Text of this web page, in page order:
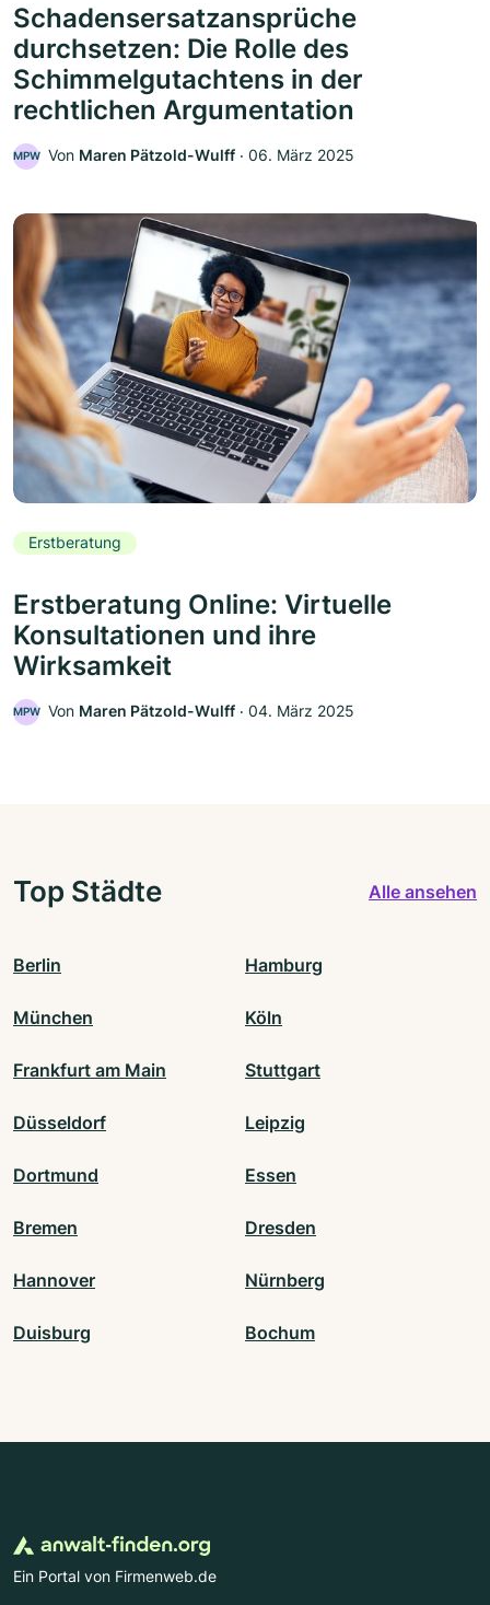
Schadensersatzansprüche
durchsetzen: Die Rolle des
Schimmelgutachtens in der
rechtlichen Argumentation
MPW Von Maren Pätzold-Wulff ‧ 06. März 2025
Erstberatung
Erstberatung Online: Virtuelle
Konsultationen und ihre
Wirksamkeit
MPW Von Maren Pätzold-Wulff ‧ 04. März 2025
Top Städte Alle ansehen
Berlin Hamburg
München Köln
Frankfurt am Main Stuttgart
Düsseldorf Leipzig
Dortmund Essen
Bremen Dresden
Hannover Nürnberg
Duisburg Bochum
Ein Portal von Firmenweb.de